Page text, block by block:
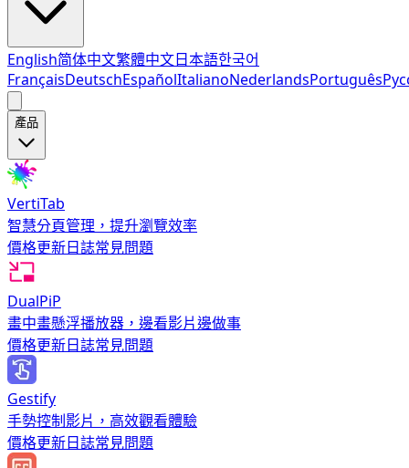
English简体中文繁體中文日本語한국어
FrançaisDeutschEspañolItalianoNederlandsPortuguês
產品
VertiTab
智慧分頁管理，提升瀏覽效率
價格更新日誌常見問題
DualPiP
畫中畫懸浮播放器，邊看影片邊做事
價格更新日誌常見問題
Gestify
手勢控制影片，高效觀看體驗
價格更新日誌常見問題